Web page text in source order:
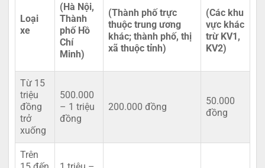
Loại
xe
(Hà Nội,
Thành
phố Hồ
Chí
Minh)
(Thành phố trực
thuộc trung ương
khác; thành phố, thị
xã thuộc tỉnh)
(Các khu
vực khác
trừ KV1,
KV2)
Từ 15
triệu
đồng
trở
xuống
500.000
– 1 triệu
đồng
200.000 đồng
50.000
đồng
Trên